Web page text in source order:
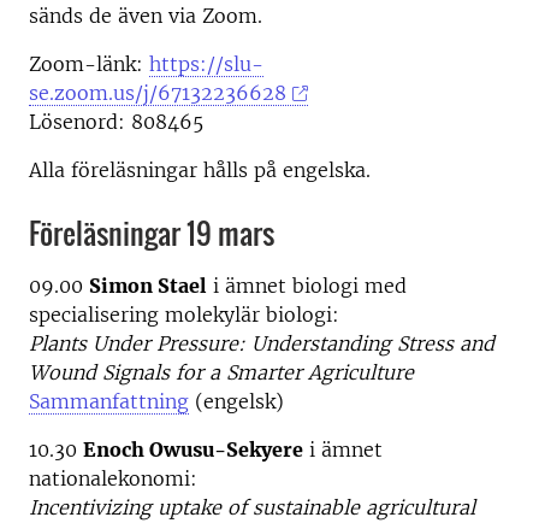
sänds de även via Zoom.
Zoom-länk: https://slu-
se.zoom.us/j/67132236628
Lösenord: 808465
Alla föreläsningar hålls på engelska.
Föreläsningar 19 mars
09.00 Simon Stael i ämnet biologi med
specialisering molekylär biologi:
Plants Under Pressure: Understanding Stress and
Wound Signals for a Smarter Agriculture
Sammanfattning (engelsk)
10.30 Enoch Owusu-Sekyere i ämnet
nationalekonomi:
Incentivizing uptake of sustainable agricultural